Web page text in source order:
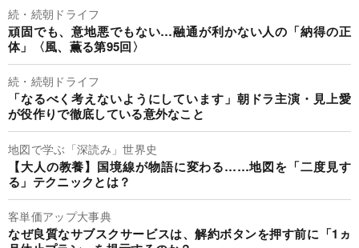
続・続朝ドライフ
頑固でも、意地悪でもない…融通が利かない人の「納得の正
体」〈風、薫る第95回〉
続・続朝ドライフ
「なるべく考えないようにしています」朝ドラ主演・見上愛
が役作りで徹底している意外なこと
地図で学ぶ「深読み」世界史
【大人の教養】国境線が物語に変わる……地図を「二度見す
る」テクニックとは？
客単価アップ大事典
なぜ良質なサブスクサービスは、解約ボタンを押す前に「1ヵ